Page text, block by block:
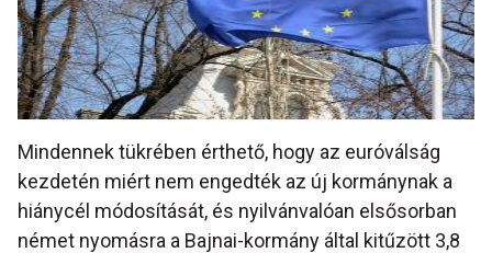
Mindennek tükrében érthető, hogy az euróválság
kezdetén miért nem engedték az új kormánynak a
hiánycél módosítását, és nyilvánvalóan elsősorban
német nyomásra a Bajnai-kormány által kitűzött 3,8